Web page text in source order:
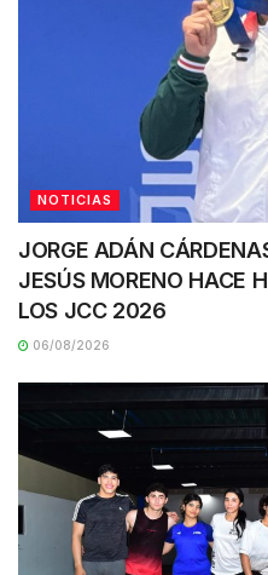
NOTICIAS
JORGE ADÁN
JESÚS MORENO HACE
LOS JCC 2026
06/08/2026